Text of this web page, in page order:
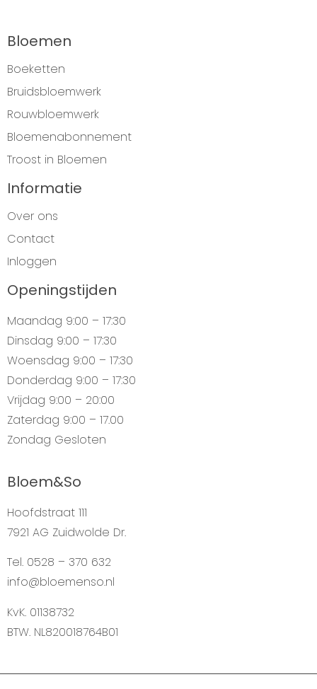
Bloemen
Boeketten
Bruidsbloemwerk
Rouwbloemwerk
Bloemenabonnement
Troost in Bloemen
Informatie
Over ons
Contact
Inloggen
Openingstijden
Maandag 9:00 – 17:30
Dinsdag 9:00 – 17:30
Woensdag 9:00 – 17:30
Donderdag 9:00 – 17:30
Vrijdag 9:00 – 20:00
Zaterdag 9:00 – 17.00
Zondag Gesloten
Bloem&So
Hoofdstraat 111
7921 AG Zuidwolde Dr.
Tel. 0528 – 370 632
info@bloemenso.nl
KvK. 01138732
BTW. NL820018764B01